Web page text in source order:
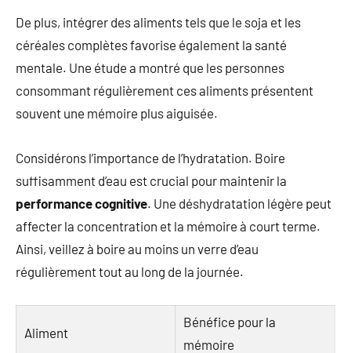
De plus, intégrer des aliments tels que le soja et les
céréales complètes favorise également la santé
mentale. Une étude a montré que les personnes
consommant régulièrement ces aliments présentent
souvent une mémoire plus aiguisée.
Considérons l’importance de l’hydratation. Boire
suffisamment d’eau est crucial pour maintenir la
performance cognitive. Une déshydratation légère peut
affecter la concentration et la mémoire à court terme.
Ainsi, veillez à boire au moins un verre d’eau
régulièrement tout au long de la journée.
Aliment
Bénéfice pour la
mémoire